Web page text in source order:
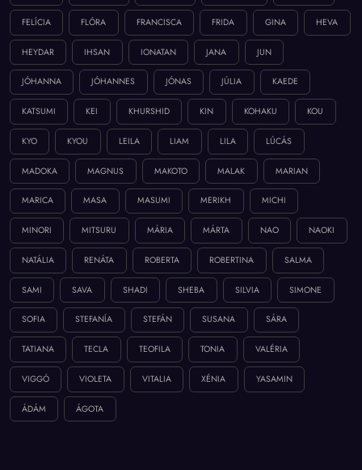
FELÍCIA FLÓRA FRANCISCA FRIDA GINA HEVA
HEYDAR IHSAN IONATAN JANA JUN
JÓHANNA JÓHANNES JÓNAS JÚLIA KAEDE
KATSUMI KEI KHURSHID KIN KOHAKU KOU
KYO KYOU LEILA LIAM LILA LÚCÁS
MADOKA MAGNUS MAKOTO MALAK MARIAN
MARICA MASA MASUMI MERIKH MICHI
MINORI MITSURU MÁRIA MÁRTA NAO NAOKI
NATÁLIA RENÁTA ROBERTA ROBERTINA SALMA
SAMI SAVA SHADI SHEBA SILVIA SIMONE
SOFIA STEFANÍA STEFÁN SUSANA SÁRA
TATIANA TECLA TEOFILA TONIA VALÉRIA
VIGGÓ VIOLETA VITALIA XÉNIA YASAMIN
ÁDÁM ÁGOTA